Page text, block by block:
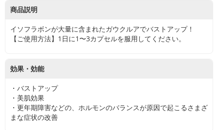
商品説明
イソフラボンが大量に含まれたガウクルアでバストアップ！
【ご使用方法】1日に1〜3カプセルを服用してください。
効果・効能
・バストアップ
・美肌効果
・更年期障害などの、ホルモンのバランスが原因で起こるさまざ
まな症状の改善